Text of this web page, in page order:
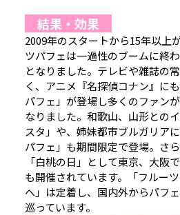
結果・効果
2009年のスタートから15年以上
ツパフェは一過性のブームに終
となりました。テレビや雑誌の
く、アニメ『名探偵コナン』に
パフェ」が登場し多くのファン
なりました。和歌山、山形との
スタ」や、姉妹都市ブルガリア
パフェ」も期間限定で登場。さ
「白桃の日」として東京、大阪
も開催されています。「フルー
へ」は定着し、国内外からパフ
巡っています。